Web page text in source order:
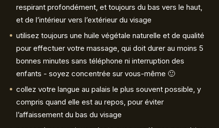
respirant profondément, et toujours du bas vers le haut,
et de l’intérieur vers l’extérieur du visage
utilisez toujours une huile végétale naturelle et de qualité
pour effectuer votre massage, qui doit durer au moins 5
bonnes minutes sans téléphone ni interruption des
enfants - soyez concentrée sur vous-même 🙂
collez votre langue au palais le plus souvent possible, y
compris quand elle est au repos, pour éviter
l’affaissement du bas du visage